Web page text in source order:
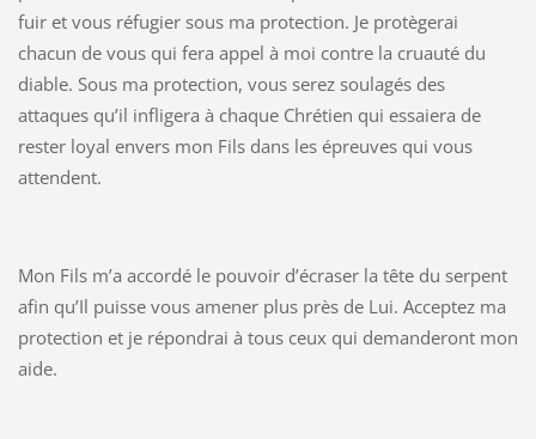
fuir et vous réfugier sous ma protection. Je protègerai
chacun de vous qui fera appel à moi contre la cruauté du
diable. Sous ma protection, vous serez soulagés des
attaques qu’il infligera à chaque Chrétien qui essaiera de
rester loyal envers mon Fils dans les épreuves qui vous
attendent.
Mon Fils m’a accordé le pouvoir d’écraser la tête du serpent
afin qu’Il puisse vous amener plus près de Lui. Acceptez ma
protection et je répondrai à tous ceux qui demanderont mon
aide.